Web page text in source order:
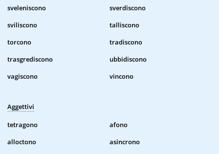
sveleniscono
sverdiscono
sviliscono
talliscono
torcono
tradiscono
trasgrediscono
ubbidiscono
vagiscono
vincono
Aggettivi
tetragono
afono
alloctono
asincrono